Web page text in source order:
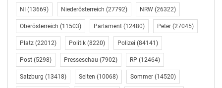
sehen. Sendungen wie zum Beispiel das
Behindertensport-Magazin „Ohne Grenzen“, das
Schulsport-Magazin „Schule bewegt“ oder das
„Golfmagazin“ können auch über die ORF-TVthek als
Video-on-Demand abgerufen werden.
(Stand vom 16. April, kurzfristige
NI (13669) Niederösterreich (27792) NRW (26322)
Oberösterreich (11503) Parlament (12480) Peter (27045)
Platz (22012) Politik (8220) Polizei (84141)
Post (5298) Presseschau (7902) RP (12464)
Salzburg (13418) Seiten (10068) Sommer (14520)